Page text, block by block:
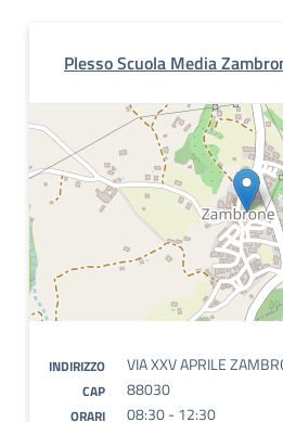
Plesso Scuola Media
INDIRIZZO VIA XXV APRILE
CAP 88030
ORARI 08:30 - 12:30